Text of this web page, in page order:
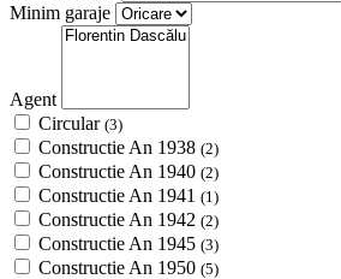
Minim garaje
Agent
Circular (3)
Constructie An 1938 (2)
Constructie An 1940 (2)
Constructie An 1941 (1)
Constructie An 1942 (2)
Constructie An 1945 (3)
Constructie An 1950 (5)